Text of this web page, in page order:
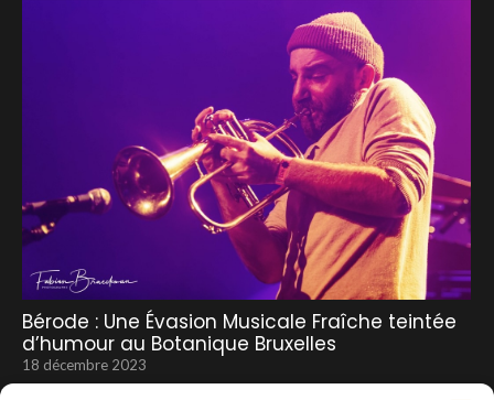
Bérode : Une Évasion Musicale Fraîche teintée
d’humour au Botanique Bruxelles
18 décembre 2023